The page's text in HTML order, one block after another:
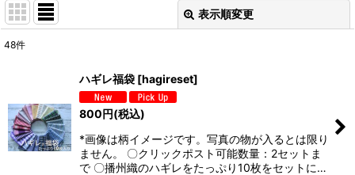
表示順変更
並び順:
絞り込む
48件
ハギレ福袋 [hagireset]
800円(税込)
*画像は柄イメージです。写真の物が入るとは限り
ません。 〇クリックポスト可能数量：2セットま
で 〇播州織のハギレをたっぷり10枚をセットに…